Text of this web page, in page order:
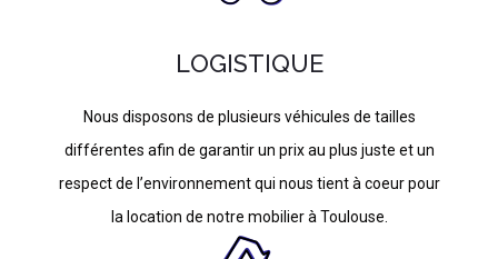
LOGISTIQUE
Nous disposons de plusieurs véhicules de tailles
différentes afin de garantir un prix au plus juste et un
respect de l’environnement qui nous tient à coeur pour
la location de notre mobilier à Toulouse.